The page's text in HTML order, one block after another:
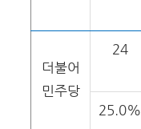
더불어
민주당
24
25.0%